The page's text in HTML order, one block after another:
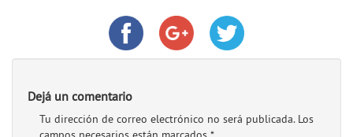
Dejá un comentario
Tu dirección de correo electrónico no será publicada.Los